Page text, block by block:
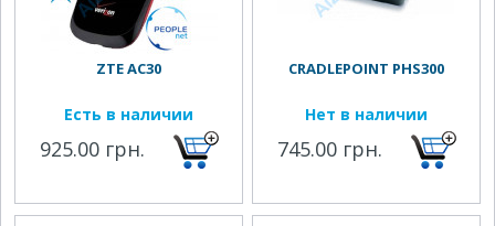
ZTE AC30
Есть в наличии
925.00 грн.
CRADLEPOINT PHS300
Нет в наличии
745.00 грн.